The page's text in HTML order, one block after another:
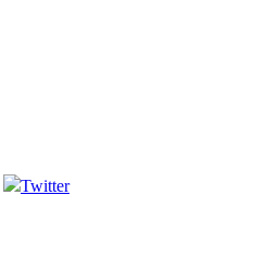
Twitter